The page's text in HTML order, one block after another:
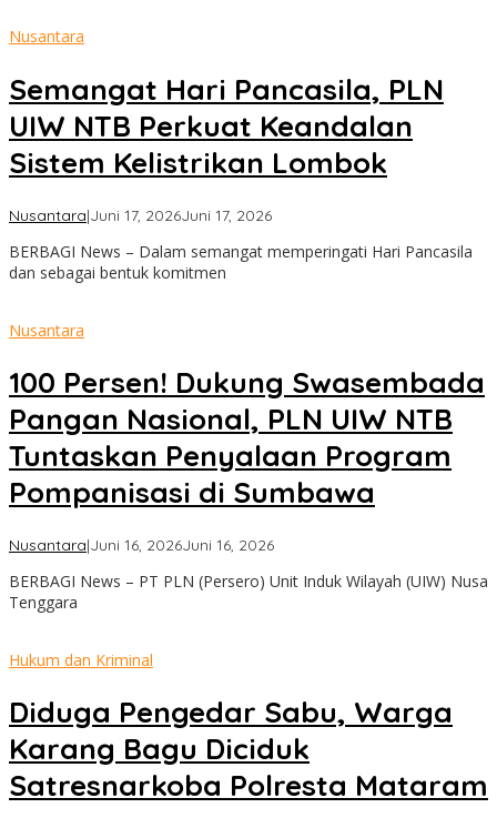
Nusantara
Semangat Hari Pancasila, PLN
UIW NTB Perkuat Keandalan
Sistem Kelistrikan Lombok
Nusantara|Juni 17, 2026Juni 17, 2026oleh
BERBAGI News – Dalam semangat memperingati Hari Pancasila
dan sebagai bentuk komitmen
Nusantara
100 Persen! Dukung Swasembada
Pangan Nasional, PLN UIW NTB
Tuntaskan Penyalaan Program
Pompanisasi di Sumbawa
Nusantara|Juni 16, 2026Juni 16, 2026oleh
BERBAGI News – PT PLN (Persero) Unit Induk Wilayah (UIW) Nusa
Tenggara
Hukum dan Kriminal
Diduga Pengedar Sabu, Warga
Karang Bagu Diciduk
Satresnarkoba Polresta Mataram